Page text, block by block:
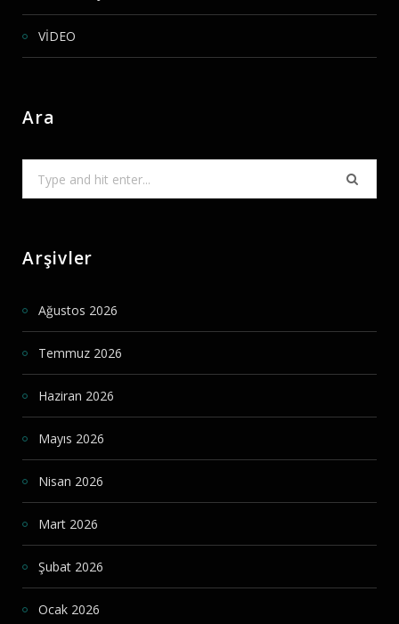
VİDEO
Ara
Arşivler
Ağustos 2026
Temmuz 2026
Haziran 2026
Mayıs 2026
Nisan 2026
Mart 2026
Şubat 2026
Ocak 2026